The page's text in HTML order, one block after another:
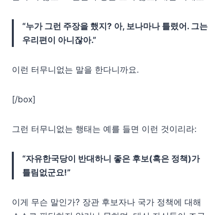
“누가 그런 주장을 했지? 아, 보나마나 틀렸어. 그는
우리편이 아니잖아.”
이런 터무니없는 말을 한다니까요.
[/box]
그런 터무니없는 행태는 예를 들면 이런 것이리라:
“자유한국당이 반대하니 좋은 후보(혹은 정책)가
틀림없군요!”
이게 무슨 말인가? 장관 후보자나 국가 정책에 대해